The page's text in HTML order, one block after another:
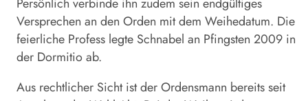
Versprechen an den Orden mit dem Weihedatum. Die
feierliche Profess legte Schnabel an Pfingsten 2009 in
der Dormitio ab.
Aus rechtlicher Sicht ist der Ordensmann bereits seit